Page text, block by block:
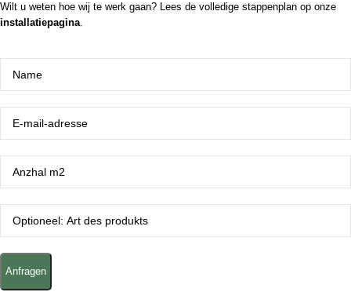
Wilt u weten hoe wij te werk gaan? Lees de volledige stappenplan op onze
installatiepagina.